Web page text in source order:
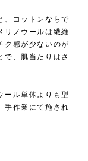
、コットンならで
リノウールは繊維
ク感が少ないのが
で、肌当たりはさ
ール単体よりも型
手作業にて施され